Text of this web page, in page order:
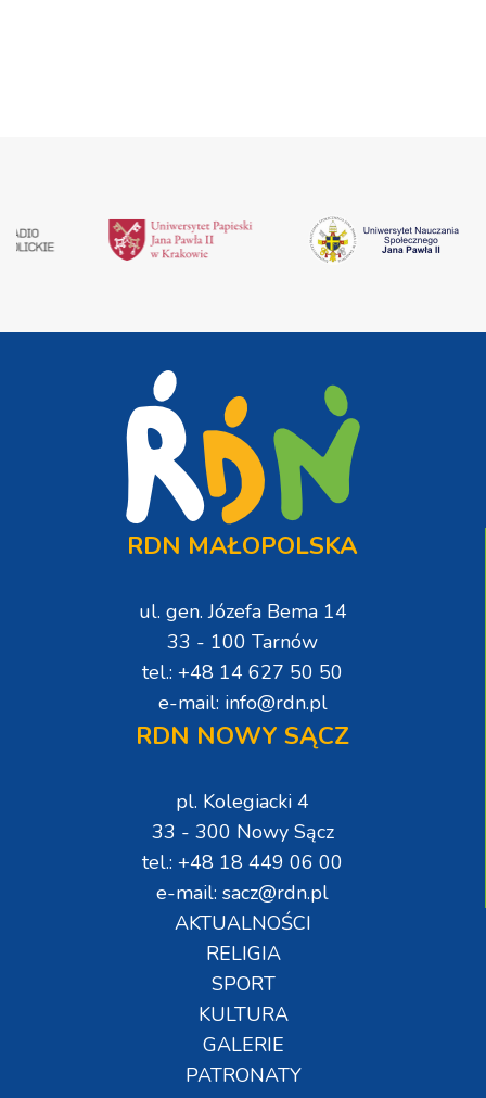
RDN MAŁOPOLSKA
ul. gen. Józefa Bema 14
33 - 100 Tarnów
tel.: +48 14 627 50 50
e-mail: info@rdn.pl
RDN NOWY SĄCZ
pl. Kolegiacki 4
33 - 300 Nowy Sącz
tel.: +48 18 449 06 00
e-mail: sacz@rdn.pl
AKTUALNOŚCI
RELIGIA
SPORT
KULTURA
GALERIE
PATRONATY